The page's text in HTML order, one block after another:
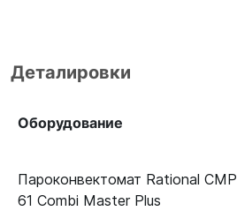
Деталировки
Оборудование
Пароконвектомат Rational CMP
61 Combi Master Plus